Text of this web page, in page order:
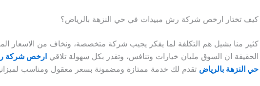
كيف تختار ارخص شركة رش مبيدات في حي النزهة بالرياض؟
كثير منا يشيل هم التكلفة لما يفكر يجيب شركة متخصصة، ونخاف من الاسعار
الحقيقة ان السوق مليان خيارات وتنافس، وتقدر بكل سهولة تلاقي ارخص شركة
حي النزهة بالرياض تقدم لك خدمة ممتازة ومضمونة بسعر معقول ومناسب